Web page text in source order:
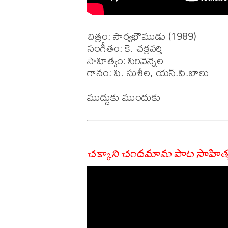
చిత్రం: సార్వభౌముడు (1989)
సంగీతం: కె. చక్రవర్తి
సాహిత్యం: సిరివెన్నెల
గానం: పి. సుశీల, యస్.పి.బాలు
చక్కాని చందమామ పాట